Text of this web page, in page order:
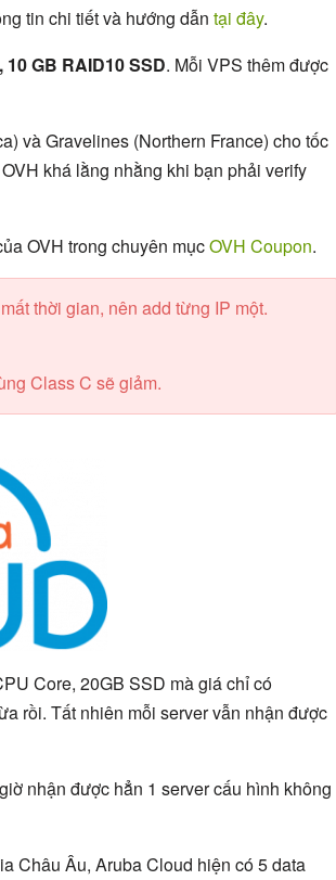
tin chi tiết và hướng dẫn tại đây.
10 GB RAID10 SSD. Mỗi VPS thêm được
và Gravelines (Northern France) cho tốc
khá lằng nhằng khi bạn phải verify
OVH trong chuyên mụcOVH Coupon.
thời gian, nên add từng IP một.
Class C sẽ giảm.
Core, 20GB SSD mà giá chỉ có
rồi. Tất nhiên mỗi server vẫn nhận được
nhận được hẳn 1 server cấu hình không
Châu Âu, Aruba Cloud hiện có 5 data